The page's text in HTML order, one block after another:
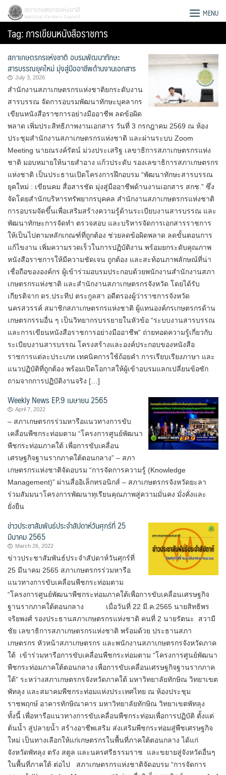
Skip
content
Search
for:
สภาเกษตรกรแห่งชาติ MENU
Tag:การเขียนหนังสือราชการ
สภาเกษตรกรแห่งชาติ อบรมพัฒนาทักษะ
สารบรรณยุคใหม่ มุ่งสู่มืออาชีพด้านงานเอกสาร
July 3, 2026
สำนักงานสภาเกษตรกรแห่งชาติยกระดับงาน
สารบรรณ จัดการอบรมพัฒนาทักษะบุคลากร
เขียนหนังสือราชการอย่างมืออาชีพ ลดข้อผิด
พลาด เพิ่มประสิทธิภาพงานเอกสาร วันที่ 3 กรกฎาคม 2569 ณ ห้อง
ประชุมสำนักงานสภาเกษตรกรแห่งชาติ และผ่านระบบ Zoom
Meeting นายณรงค์รัตน์ ม่วงประเสริฐ เลขาธิการสภาเกษตรกรแห่ง
ชาติ มอบหมายให้นายสำอาง แก้วประดับ รองเลขาธิการสภาเกษตรกร
แห่งชาติ เป็นประธานเปิดโครงการฝึกอบรม “พัฒนาทักษะสารบรรณ
ยุคใหม่ : เขียนคม สื่อสารชัด มุ่งสู่มืออาชีพด้านงานเอกสาร สกช.” ซึ่ง
จัดโดยสำนักบริหารทรัพยากรบุคคล สำนักงานสภาเกษตรกรแห่งชาติ
การอบรมจัดขึ้นเพื่อเสริมสร้างความรู้ด้านระเบียบงานสารบรรณ และ
พัฒนาทักษะการจัดทำ ตรวจสอบ และบริหารจัดการเอกสารราชการ
ให้เป็นไปตามหลักเกณฑ์ที่ถูกต้อง ช่วยลดข้อผิดพลาด ลดขั้นตอนการ
แก้ไขงาน เพิ่มความรวดเร็วในการปฏิบัติงาน พร้อมยกระดับคุณภาพ
หนังสือราชการให้มีความชัดเจน ถูกต้อง และสะท้อนภาพลักษณ์ที่น่า
เชื่อถือขององค์กร ผู้เข้าร่วมอบรมประกอบด้วยพนักงานสำนักงานสภา
เกษตรกรแห่งชาติ และสำนักงานสภาเกษตรกรจังหวัด โดยได้รับ
เกียรติจาก ดร.ประทีป ตระกูลสา อดีตรองผู้ว่าราชการจังหวัด
นครสวรรค์ สมาชิกสภาเกษตรกรแห่งชาติ ผู้แทนองค์กรเกษตรกรด้าน
เกษตรกรรมอื่น ๆ เป็นวิทยากรบรรยายในหัวข้อ “ระบบงานสารบรรณ
และการเขียนหนังสือราชการอย่างมืออาชีพ” ถ่ายทอดความรู้เกี่ยวกับ
ระเบียบงานสารบรรณ โครงสร้างและองค์ประกอบของหนังสือ
ราชการแต่ละประเภท เทคนิคการใช้ถ้อยคำ การเรียบเรียงภาษา และ
แนวปฏิบัติที่ถูกต้อง พร้อมเปิดโอกาสให้ผู้เข้าอบรมแลกเปลี่ยนข้อซัก
ถามจากการปฏิบัติงานจริง […]
Weekly News EP.9 เมษายน 2565
April 7, 2022
– สภาเกษตรกรร่วมหารือแนวทางการขับ
เคลื่อนพืชกระท่อมตาม “โครงการศูนย์พัฒนา
พืชกระท่อมภาคใต้ เพื่อการขับเคลื่อน
เศรษฐกิจฐานรากภาคใต้ตอนกลาง” – สภา
เกษตรกรแห่งชาติจัดอบรม “การจัดการความรู้ (Knowledge
Management)” ผ่านสื่ออิเล็กทรอนิกส์ – สภาเกษตรกรจังหวัดยะลา
ร่วมสัมมนาโครงการพัฒนาทุเรียนคุณภาพสู่ความมั่นคง มั่งคั่งและ
ยั่งยืน
ข่าวประชาสัมพันธ์ประจำสัปดาห์วันศุกร์ที่ 25
มีนาคม 2565
March 26, 2022
ข่าวประชาสัมพันธ์ประจำสัปดาห์วันศุกร์ที่
25 มีนาคม 2565 สภาเกษตรกรร่วมหารือ
แนวทางการขับเคลื่อนพืชกระท่อมตาม
“โครงการศูนย์พัฒนาพืชกระท่อมภาคใต้เพื่อการขับเคลื่อนเศรษฐกิจ
ฐานรากภาคใต้ตอนกลาง เมื่อวันที่ 22 มี.ค.2565 นายสิทธิพร
จริยพงศ์ รองประธานสภาเกษตรกรแห่งชาติ คนที่ 2 นายรัตนะ สวามี
ชัย เลขาธิการสภาเกษตรกรแห่งชาติ พร้อมด้วย ประธานสภา
เกษตรกร หัวหน้าสภาเกษตรกร และพนักงานสภาเกษตรกรจังหวัดภาค
ใต้ เข้าร่วมหารือการขับเคลื่อนพืชกระท่อมตาม “โครงการศูนย์พัฒนา
พืชกระท่อมภาคใต้ตอนกลาง เพื่อการขับเคลื่อนเศรษฐกิจฐานรากภาค
ใต้” ระหว่างสภาเกษตรกรจังหวัดภาคใต้ มหาวิทยาลัยทักษิณ วิทยาเขต
พัทลุง และสมาคมพืชกระท่อมแห่งประเทศไทย ณ ห้องประชุม
ราชพฤกษ์ อาคารทักษิณาคาร มหาวิทยาลัยทักษิณ วิทยาเขตพัทลุง
ทั้งนี้ เพื่อหารือแนวทางการขับเคลื่อนพืชกระท่อมเพื่อการปฏิบัติ ตั้งแต่
ต้นน้ำ สู่ปลายน้ำ สร้างอาชีพเสริม ส่งเสริมพืชกระท่อมสู่พืชเศรษฐกิจ
ใหม่ เป็นทางเลือกให้แก่เกษตรกรในพื้นที่ภาคใต้ตอนกลาง ได้แก่
จังหวัดพัทลุง ตรัง สตูล และนครศรีธรรมราช และขยายสู่จังหวัดอื่นๆ
ในพื้นที่ภาคใต้ ต่อไป สภาเกษตรกรแห่งชาติจัดอบรม “การจัดการ